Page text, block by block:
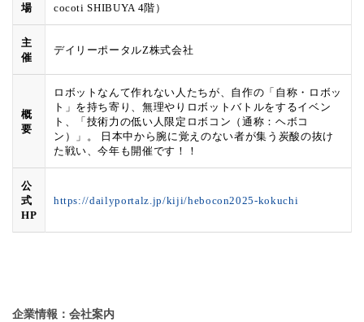
場
cocoti SHIBUYA 4階）
主
催
デイリーポータルZ株式会社
概
要
ロボットなんて作れない人たちが、自作の「自称・ロボッ
ト」を持ち寄り、無理やりロボットバトルをするイベン
ト、「技術力の低い人限定ロボコン（通称：ヘボコ
ン）」。 日本中から腕に覚えのない者が集う炭酸の抜け
た戦い、今年も開催です！！
公
式
HP
https://dailyportalz.jp/kiji/hebocon2025-kokuchi
企業情報：会社案内